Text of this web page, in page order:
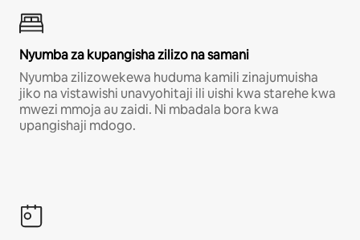
Nyumba za kupangisha zilizo na samani
Nyumba zilizowekewa huduma kamili zinajumuisha
jiko na vistawishi unavyohitaji ili uishi kwa starehe kwa
mwezi mmoja au zaidi. Ni mbadala bora kwa
upangishaji mdogo.